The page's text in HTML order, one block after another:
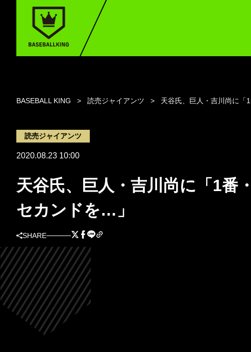
BASEBALL KING 読売ジャイアンツ 天谷氏、巨人・吉川尚に「
読売ジャイアンツ
2020.08.23 10:00
天谷氏、巨人・吉川尚に「1番・
セカンドを…」
SHARE